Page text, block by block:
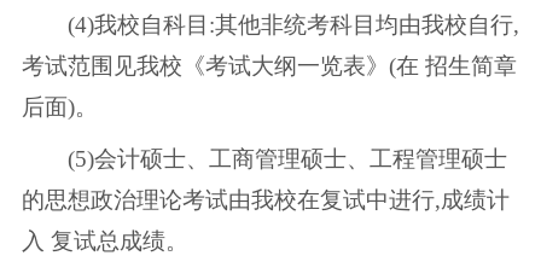
(4)我校自科目:其他非统考科目均由我校自行,
考试范围见我校《考试大纲一览表》(在 招生简章
后面)。
(5)会计硕士、工商管理硕士、工程管理硕士
的思想政治理论考试由我校在复试中进行,成绩计
入 复试总成绩。